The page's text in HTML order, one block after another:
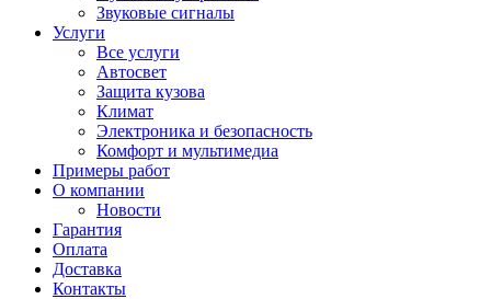
Звуковые сигналы
Услуги
Все услуги
Автосвет
Защита кузова
Климат
Электроника и безопасность
Комфорт и мультимедиа
Примеры работ
О компании
Новости
Гарантия
Оплата
Доставка
Контакты